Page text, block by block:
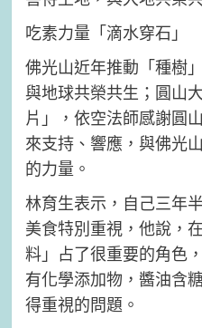
吃素力量「滴水穿石」
佛光山近年推動「種樹
與地球共榮共生；圓山
片」，依空法師感謝圓
來支持、響應，與佛光
的力量。
林育生表示，自己三年
美食特別重視，他說，
料」占了很重要的角色
有化學添加物，醬油含
得重視的問題。